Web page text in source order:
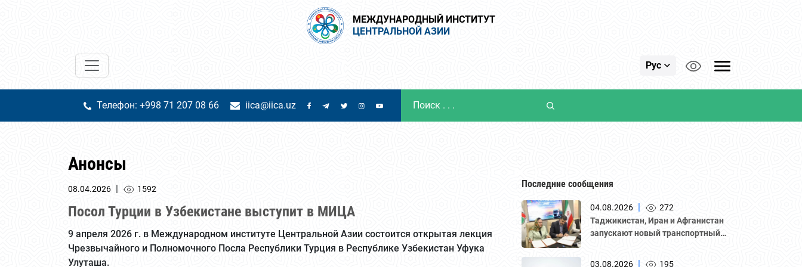
МЕЖДУНАРОДНЫЙ ИНСТИТУТ
ЦЕНТРАЛЬНОЙ АЗИИ
Рус
Телефон: +998 71 207 08 66 iica@iica.uz
Анонсы
08.04.2026 | 1592
Посол Турции в Узбекистане выступит в МИЦА
9 апреля 2026 г. в Международном институте Центральной Азии состоится открытая лекция
Чрезвычайного и Полномочного Посла Республики Турция в Республике Узбекистан Уфука
Улуташа.
Последние сообщения
04.08.2026 |
272
Таджикистан, Иран и Афганистан
запускают новый транспортный
03.08.2026 | 195